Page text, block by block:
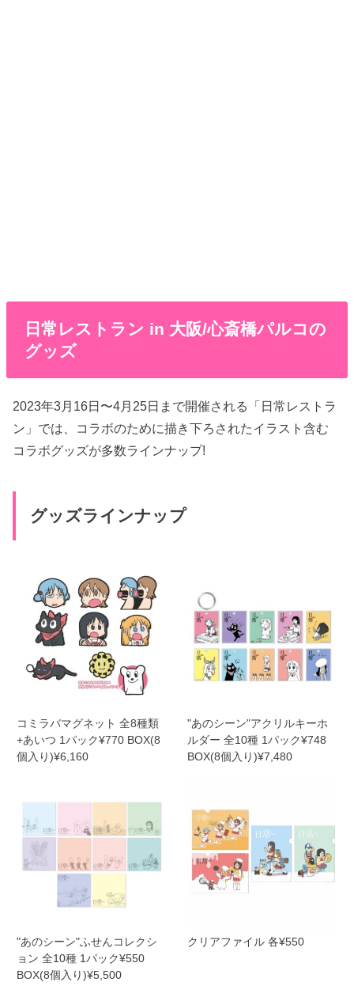
日常レストラン in 大阪/心斎橋パルコの
グッズ
2023年3月16日〜4月25日まで開催される「日常レストラ
ン」では、コラボのために描き下ろされたイラスト含む
コラボグッズが多数ラインナップ!
グッズラインナップ
コミラバマグネット 全8種類
+あいつ 1パック¥770 BOX(8
個入り)¥6,160
"あのシーン"アクリルキーホ
ルダー 全10種 1パック¥748
BOX(8個入り)¥7,480
"あのシーン"ふせんコレクシ
ョン 全10種 1パック¥550
BOX(8個入り)¥5,500
クリアファイル 各¥550